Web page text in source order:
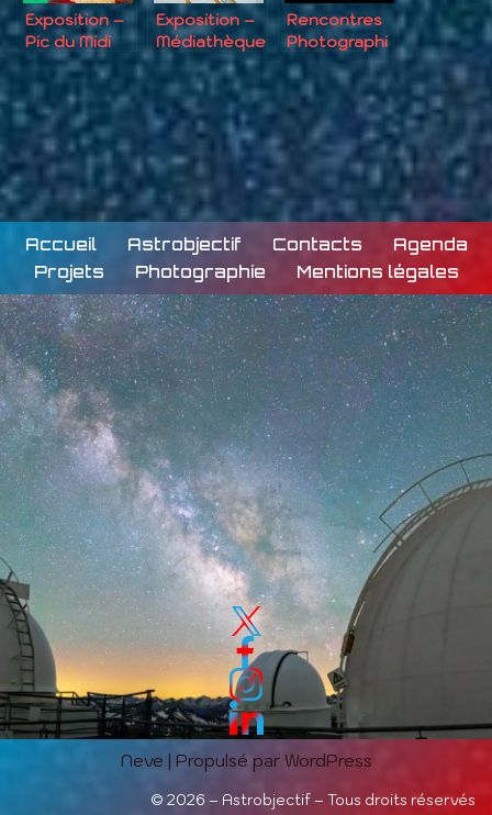
Exposition –
Pic du Midi
de Bigorre
Exposition –
Médiathèque
Simone Veil
Rencontres
Photographi
ques du Ciel
et de la
Nature 2025
Accueil Astrobjectif Contacts
Agenda
Projets
Photographie Mentions légales
Neve | Propulsé par WordPress
© 2026 – Astrobjectif – Tous droits réservés